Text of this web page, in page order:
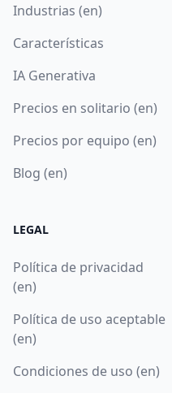
Industrias (en)
Características
IA Generativa
Precios en solitario (en)
Precios por equipo (en)
Blog (en)
LEGAL
Política de privacidad
(en)
Política de uso aceptable
(en)
Condiciones de uso (en)